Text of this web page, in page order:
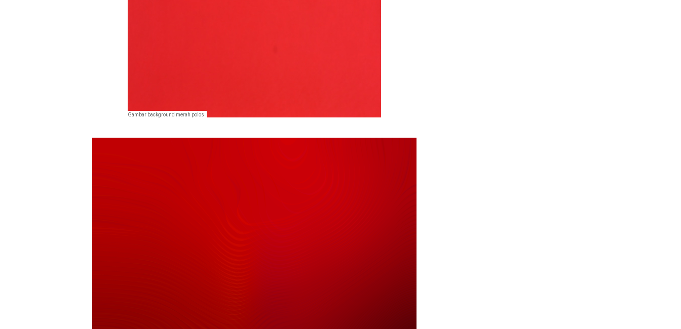
Gambar background merah polos